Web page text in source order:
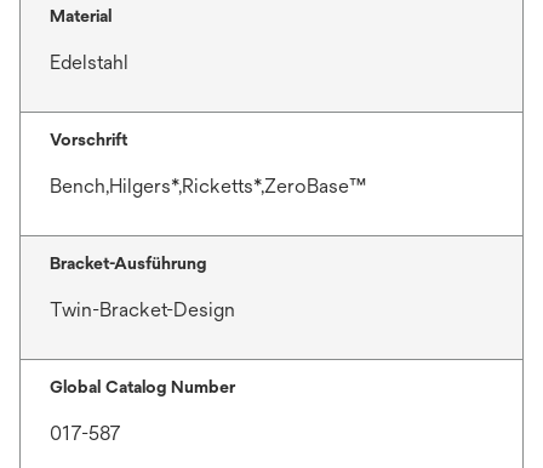
Material
Edelstahl
Vorschrift
Bench,Hilgers*,Ricketts*,ZeroBase™
Bracket-Ausführung
Twin-Bracket-Design
Global Catalog Number
017-587